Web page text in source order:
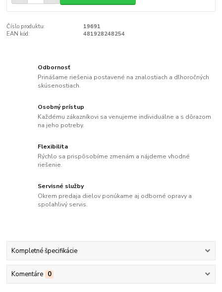
Číslo produktu:
19691
EAN kód:
481928248254
Odbornosť
Prinášame riešenia postavené na znalostiach a dlhoročných
skúsenostiach.
Osobný prístup
Každému zákazníkovi sa venujeme individuálne a s dôrazom
na jeho potreby.
Flexibilita
Rýchlo sa prispôsobíme zmenám a nájdeme vhodné
riešenie.
Servisné služby
Okrem predaja dielov ponúkame aj odborné opravy a
spoľahlivý servis.
Kompletné špecifikácie
Komentáre 0